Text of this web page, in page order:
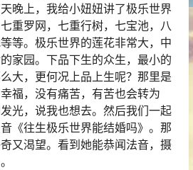
晚上，我给小妞妞讲了极乐世界
重罗网，七重行树，七宝池，八
等。极乐世界的莲花非常大，中
家园。下品下生的众生，最小的
大，更何况上品上生呢？那里是
福，没有痛苦，有苦也会转为
光，说我也想去。然后我们一起
《往生极乐世界能结婚吗》。那
又渴望。看到她能恭闻法音，摄